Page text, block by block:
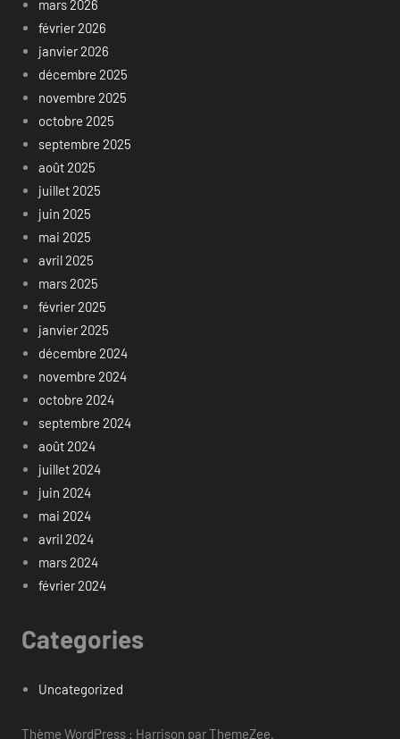
mars 2026
février 2026
janvier 2026
décembre 2025
novembre 2025
octobre 2025
septembre 2025
août 2025
juillet 2025
juin 2025
mai 2025
avril 2025
mars 2025
février 2025
janvier 2025
décembre 2024
novembre 2024
octobre 2024
septembre 2024
août 2024
juillet 2024
juin 2024
mai 2024
avril 2024
mars 2024
février 2024
Categories
Uncategorized
Thème WordPress : Harrison par ThemeZee.